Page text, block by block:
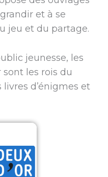
et à se
jeu et du partage.
jeunesse, les
sont les rois du
d’énigmes et